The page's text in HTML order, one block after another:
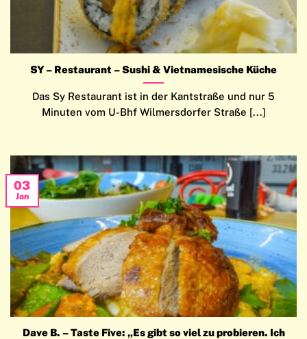
SY – Restaurant – Sushi & Vietnamesische Küche
Das Sy Restaurant ist in der Kantstraße und nur 5
Minuten vom U-Bhf Wilmersdorfer Straße [...]
Dave B. – Taste Five: „Es gibt so viel zu probieren. Ich
03
Jan